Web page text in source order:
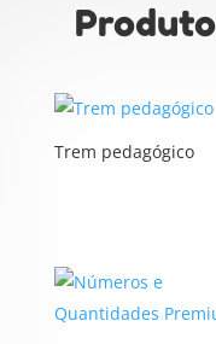
Trem pedagógico